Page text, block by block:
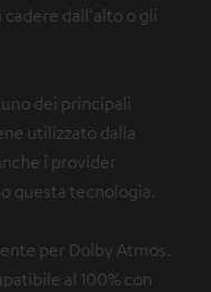
dall'alto o gli
dei principali
utilizzato dalla
i provider
questa tecnologia.
per Dolby Atmos.
al 100% con